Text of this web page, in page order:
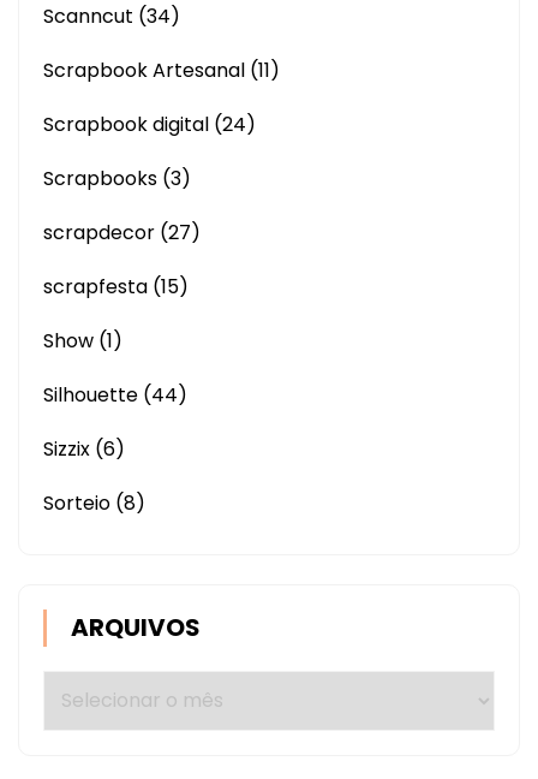
Scanncut (34)
Scrapbook Artesanal (11)
Scrapbook digital (24)
Scrapbooks (3)
scrapdecor (27)
scrapfesta (15)
Show (1)
Silhouette (44)
Sizzix (6)
Sorteio (8)
ARQUIVOS
Arquivos